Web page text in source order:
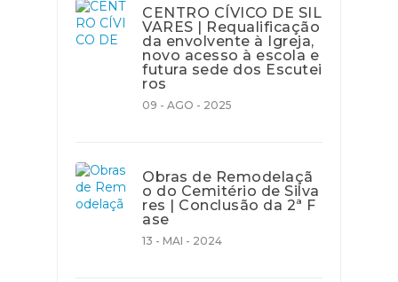
CENTRO CÍVICO DE SIL
VARES | Requalificação
da envolvente à Igreja,
novo acesso à escola e
futura sede dos Escutei
ros
09 - AGO - 2025
Obras de Remodelaçã
o do Cemitério de Silva
res | Conclusão da 2ª F
ase
13 - MAI - 2024